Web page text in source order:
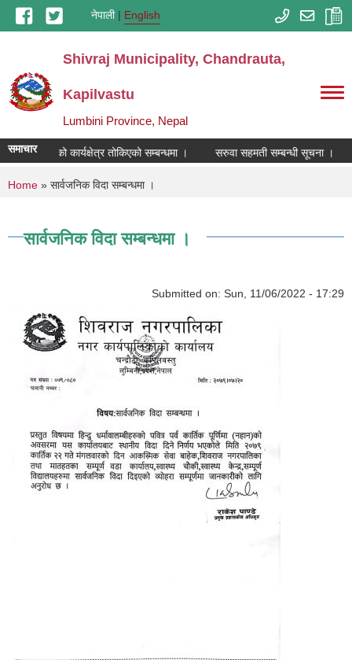
Skip to main contentनेपाली English
Shivraj Municipality, Chandrauta,
Kapilvastu
Lumbini Province, Nepal
समाचार
विक्रेताहरुको कार्यक्षेत्र तोकिएको सम्बन्धमा । सरुवा सहमती सम्बन्धी सूचना ।
You are here
Home » सार्वजनिक विदा सम्बन्धमा ।
सार्वजनिक विदा सम्बन्धमा ।
Submitted on: Sun, 11/06/2022 - 17:29